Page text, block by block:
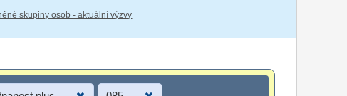
skupiny osob - aktuální výzvy